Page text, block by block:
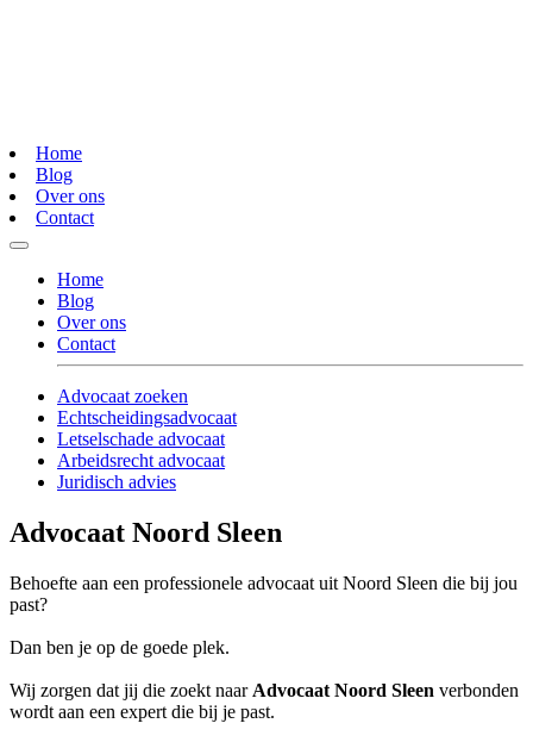
Home
Blog
Over ons
Contact
Home
Blog
Over ons
Contact
Advocaat zoeken
Echtscheidingsadvocaat
Letselschade advocaat
Arbeidsrecht advocaat
Juridisch advies
Advocaat Noord Sleen
Behoefte aan een professionele advocaat uit Noord Sleen die bij jou
past?
Dan ben je op de goede plek.
Wij zorgen dat jij die zoekt naar Advocaat Noord Sleen verbonden
wordt aan een expert die bij je past.